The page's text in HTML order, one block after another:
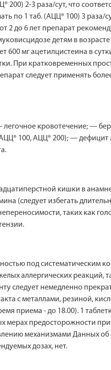
2-3 раза/сут, что
по 1 таб. (АЦЦ® 100) 3 раза/
2 до 6 лет препарат
детям в
мг ацетилцистеина в
При кратковременных
следует применять
кровотечение; —
100, АЦЦ® 200); —
кишки в
(следует избегать
таких как
под систематическим
аллергических реакций,
следует немедленно
с металлами, резиной,
приема - до 18.00). 1
мерах предосторожности
механизмами Данных
дозах, нет.